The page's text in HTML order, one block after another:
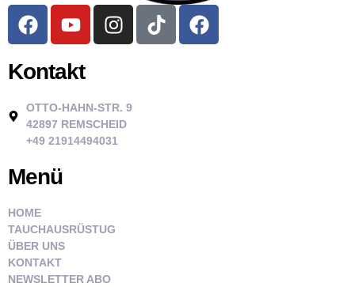
Kontakt
OTTO-HAHN-STR. 9
42897 REMSCHEID
+49 21914494031
Menü
HOME
TAUCHAUSRÜSTUG
ÜBER UNS
KONTAKT
NEWSLETTER ABO